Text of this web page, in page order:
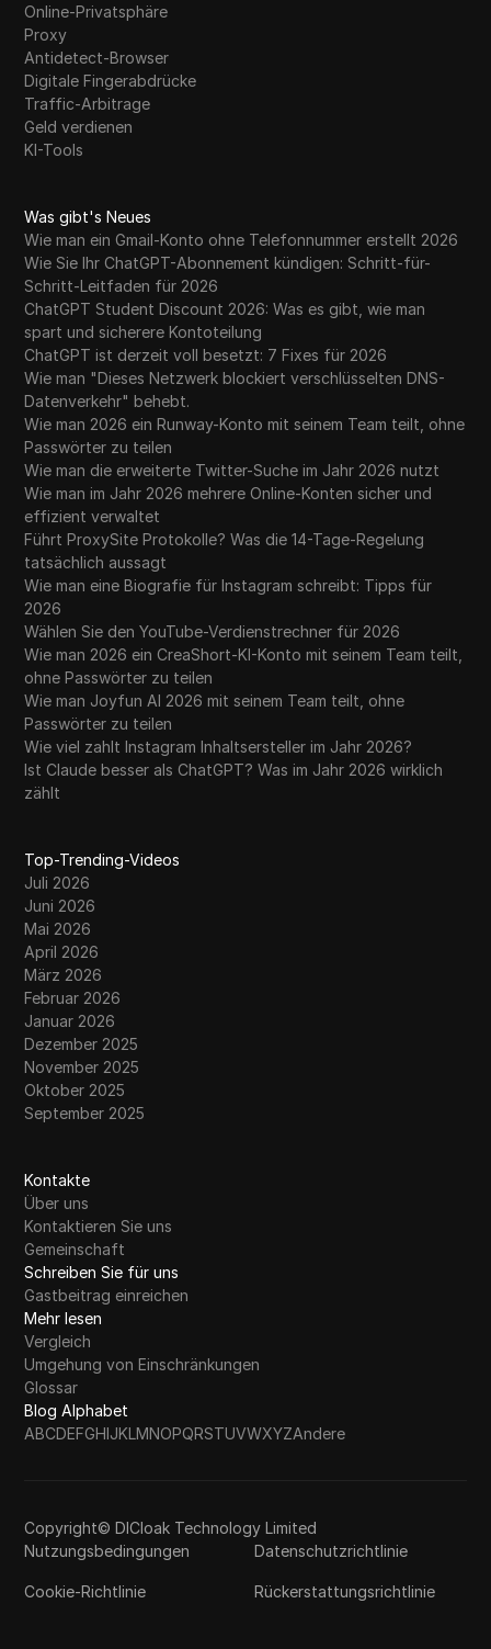
Online-Privatsphäre
Proxy
Antidetect-Browser
Digitale Fingerabdrücke
Traffic-Arbitrage
Geld verdienen
KI-Tools
Was gibt's Neues
Wie man ein Gmail-Konto ohne Telefonnummer erstellt 2026
Wie Sie Ihr ChatGPT-Abonnement kündigen: Schritt-für-
Schritt-Leitfaden für 2026
ChatGPT Student Discount 2026: Was es gibt, wie man
spart und sicherere Kontoteilung
ChatGPT ist derzeit voll besetzt: 7 Fixes für 2026
Wie man "Dieses Netzwerk blockiert verschlüsselten DNS-
Datenverkehr" behebt.
Wie man 2026 ein Runway-Konto mit seinem Team teilt, ohne
Passwörter zu teilen
Wie man die erweiterte Twitter-Suche im Jahr 2026 nutzt
Wie man im Jahr 2026 mehrere Online-Konten sicher und
effizient verwaltet
Führt ProxySite Protokolle? Was die 14-Tage-Regelung
tatsächlich aussagt
Wie man eine Biografie für Instagram schreibt: Tipps für
2026
Wählen Sie den YouTube-Verdienstrechner für 2026
Wie man 2026 ein CreaShort-KI-Konto mit seinem Team teilt,
ohne Passwörter zu teilen
Wie man Joyfun AI 2026 mit seinem Team teilt, ohne
Passwörter zu teilen
Wie viel zahlt Instagram Inhaltsersteller im Jahr 2026?
Ist Claude besser als ChatGPT? Was im Jahr 2026 wirklich
zählt
Top-Trending-Videos
Juli 2026
Juni 2026
Mai 2026
April 2026
März 2026
Februar 2026
Januar 2026
Dezember 2025
November 2025
Oktober 2025
September 2025
Kontakte
Über uns
Kontaktieren Sie uns
Gemeinschaft
Schreiben Sie für uns
Gastbeitrag einreichen
Mehr lesen
Vergleich
Umgehung von Einschränkungen
Glossar
Blog Alphabet
ABCDEFGHIJKLMNOPQRSTUVWXYZAndere
Copyright© DICloak Technology Limited
Nutzungsbedingungen
Datenschutzrichtlinie
Cookie-Richtlinie Rückerstattungsrichtlinie